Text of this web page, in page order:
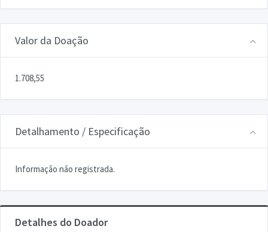
Valor da Doação
1.708,55
Detalhamento / Especificação
Informação não registrada.
Detalhes do Doador